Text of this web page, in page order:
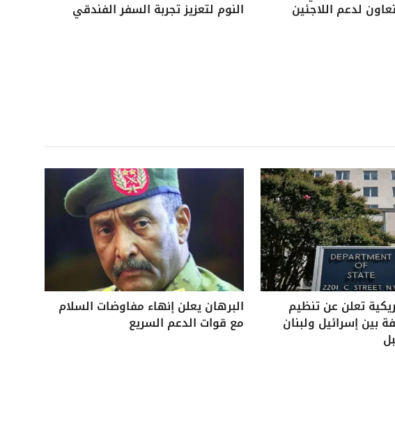
لدعم اللاجئين النوم لتعزيز تجربة السفر الفندقي
تعلن عن تنظيم
بين إسرائيل ولبنان
البرهان يعلن إنهاء مفاوضات السلام
مع قوات الدعم السريع